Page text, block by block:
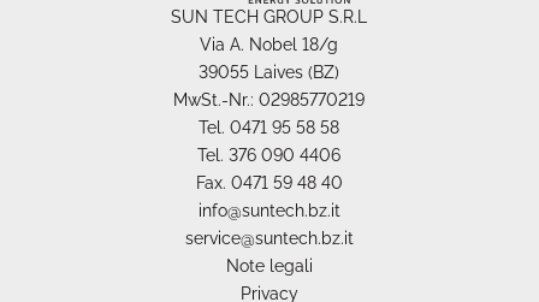
SUN TECH GROUP S.R.L
Via A. Nobel 18/g
39055 Laives (BZ)
MwSt.-Nr.: 02985770219
Tel. 0471 95 58 58
Tel. 376 090 4406
Fax. 0471 59 48 40
info@suntech.bz.it
service@suntech.bz.it
Note legali
Privacy